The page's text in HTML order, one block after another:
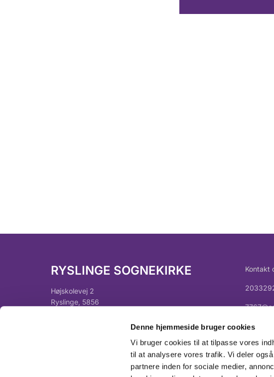
Denne hjemmeside bruger cookies
Vi bruger cookies til at tilpasse vores
til at analysere vores trafik. Vi deler
partnere inden for sociale medier,
RYSLINGE SOGNEKIRKE
Højskolevej 2
Ryslinge, 5856
Kontakt